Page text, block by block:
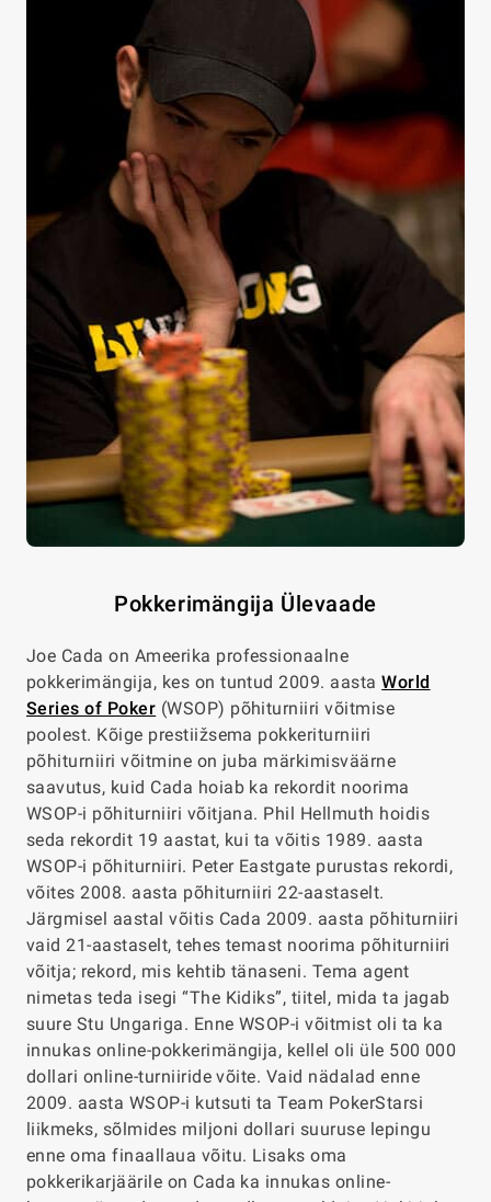
Pokkerimängija Ülevaade
Joe Cada on Ameerika professionaalne
pokkerimängija, kes on tuntud 2009. aastaWorld
Series of Poker (WSOP) põhiturniiri võitmise
poolest. Kõige prestiižsema pokkeriturniiri
põhiturniiri võitmine on juba märkimisväärne
saavutus, kuid Cada hoiab ka rekordit noorima
WSOP-i põhiturniiri võitjana. Phil Hellmuth hoidis
seda rekordit 19 aastat, kui ta võitis 1989. aasta
WSOP-i põhiturniiri. Peter Eastgate purustas rekordi,
võites 2008. aasta põhiturniiri 22-aastaselt.
Järgmisel aastal võitis Cada 2009. aasta põhiturniiri
vaid 21-aastaselt, tehes temast noorima põhiturniiri
võitja; rekord, mis kehtib tänaseni. Tema agent
nimetas teda isegi “The Kidiks”, tiitel, mida ta jagab
suure Stu Ungariga. Enne WSOP-i võitmist oli ta ka
innukas online-pokkerimängija, kellel oli üle 500 000
dollari online-turniiride võite. Vaid nädalad enne
2009. aasta WSOP-i kutsuti ta Team PokerStarsi
liikmeks, sõlmides miljoni dollari suuruse lepingu
enne oma finaallaua võitu. Lisaks oma
pokkerikarjäärile on Cada ka innukas online-